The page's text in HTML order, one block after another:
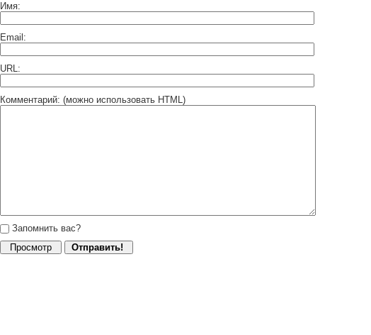
Имя:
Email:
URL:
Комментарий: (можно использовать HTML)
Запомнить вас?